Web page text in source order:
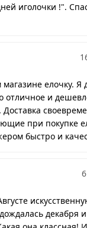
иголочки !".
елочку. Я
отличное и
Доставка
при покупке
быстро и
декабря